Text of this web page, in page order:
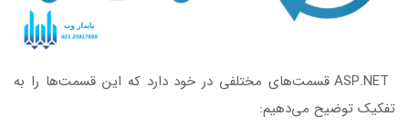
ASP.NET قسمت‌های مختلفی در خود دارد که این قسمت‌ها را به
تفکیک توضیح می‌دهیم: